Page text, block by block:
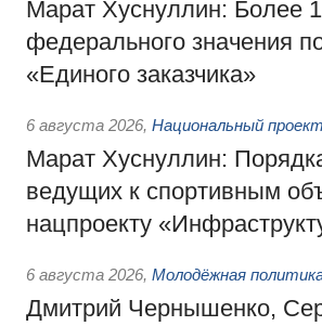
Марат Хуснуллин: Более
федерального значения
«Единого заказчика»
6 августа 2026, Национальный
Марат Хуснуллин:
ведущих к спортивным
нацпроекту
6 августа 2026, Молодёжная
Дмитрий Чернышенко,